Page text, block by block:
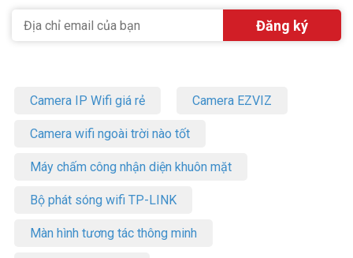
Camera IP Wifi giá rẻ Camera EZVIZ
Camera wifi ngoài trời nào tốt
Máy chấm công nhận diện khuôn mặt
Bộ phát sóng wifi TP-LINK
Màn hình tương tác thông minh